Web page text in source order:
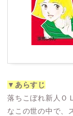
▼あらすじ
落ちこぼれ新人Ｏ
なこの世の中で、